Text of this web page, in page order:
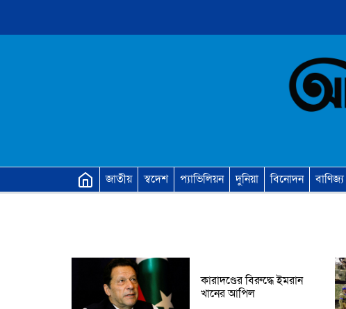
জাতীয়
স্বদেশ প্যাভিলিয়ন দুনিয়া বিনোদন বাণিজ্য
কারাদণ্ডের বিরুদ্ধে ইমরান
খানের আপিল